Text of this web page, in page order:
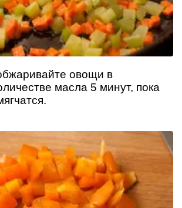
овощи в
масла 5 минут, пока